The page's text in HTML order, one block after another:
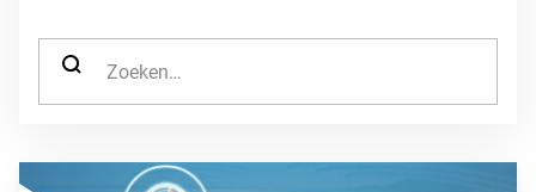
ZOEK NAAR:
GA NAAR “PENSIOEN 2020. ‘PENSIOEN ZOALS HET ZOU